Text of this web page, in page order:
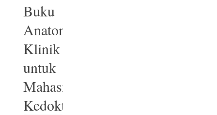
Buku
Anatomi
Klinik
untuk
Mahasiswa
Kedokteran